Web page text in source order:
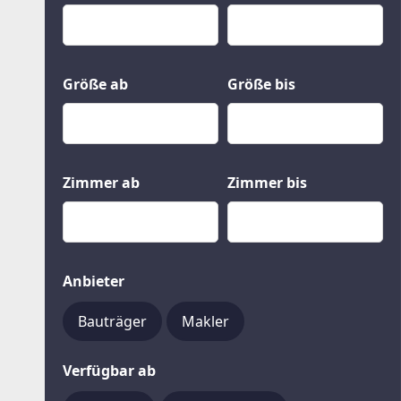
Grund und Boden
Kauf
Größe ab Größe bis
Zimmer ab Zimmer bis
Anbieter
Bauträger Makler
Verfügbar ab